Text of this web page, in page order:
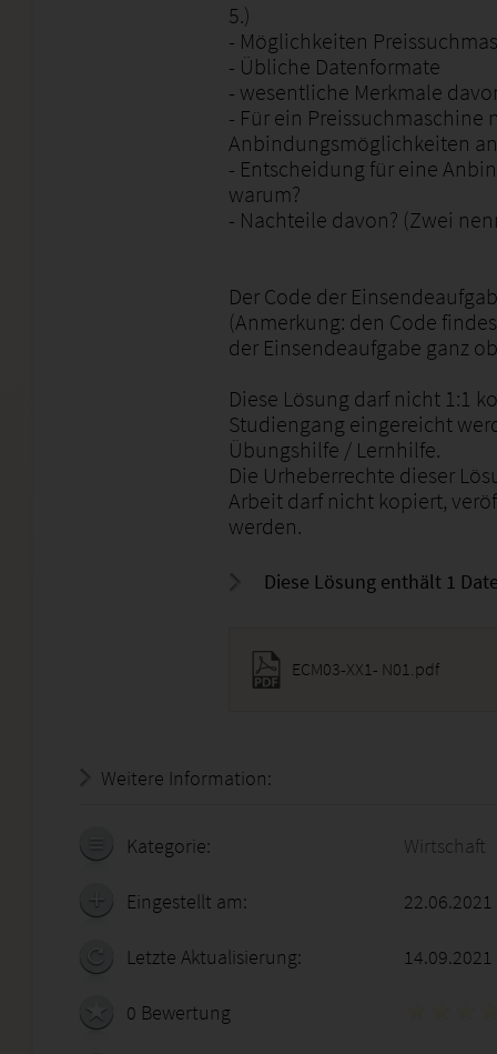
5.)
- Möglichkeiten
- Übliche Datenformate
- wesentliche Merkmale
- Für ein Preissuchmaschine
Anbindungsmöglichkeiten
- Entscheidung für eine
warum?
- Nachteile davon? (Zwei
Der Code der
(Anmerkung: den Code
der Einsendeaufgabe ganz
Diese Lösung darf nicht 1:1
Studiengang eingereicht
Übungshilfe / Lernhilfe.
Die Urheberrechte dieser
Arbeit darf nicht kopiert,
werden.
Diese Lösung enthält 1
ECM03-XX1- N01.pdf
Weitere Information:
Kategorie: Wirtschaft
Eingestellt am:
Letzte Aktualisierung: 14.09.2021
0 Bewertung